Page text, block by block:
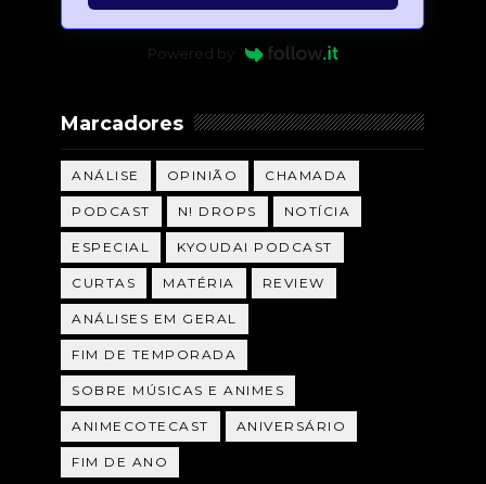
Powered by
Marcadores
ANÁLISE OPINIÃO CHAMADA
PODCAST N! DROPS NOTÍCIA
ESPECIAL KYOUDAI PODCAST
CURTAS MATÉRIA REVIEW
ANÁLISES EM GERAL
FIM DE TEMPORADA
SOBRE MÚSICAS E ANIMES
ANIMECOTECAST ANIVERSÁRIO
FIM DE ANO